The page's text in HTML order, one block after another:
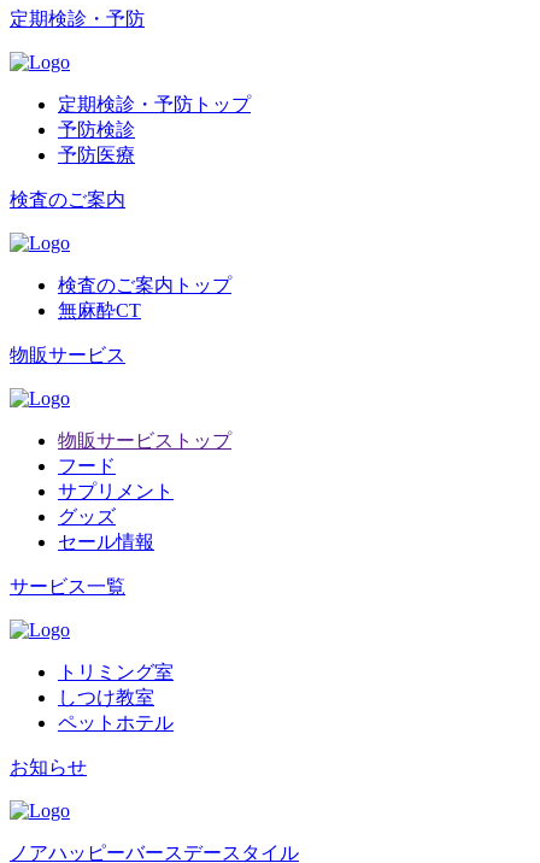
定期検診・予防
定期検診・予防トップ
予防検診
予防医療
検査のご案内
検査のご案内トップ
無麻酔CT
物販サービス
物販サービストップ
フード
サプリメント
グッズ
セール情報
サービス一覧
トリミング室
しつけ教室
ペットホテル
お知らせ
ノアハッピーバースデースタイル